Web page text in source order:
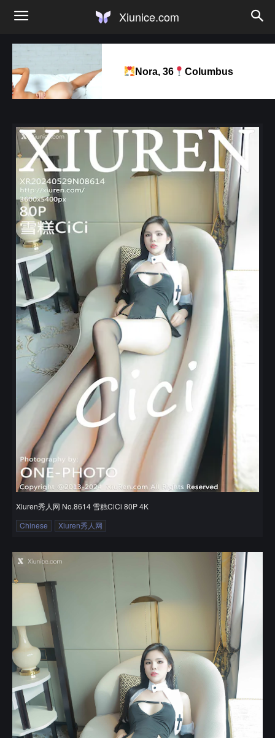
Xiunice.com
Nora, 36 Columbus
Xiuren秀人网 No.8614 雪糕CiCi 80P 4K
Chinese
Xiuren秀人网